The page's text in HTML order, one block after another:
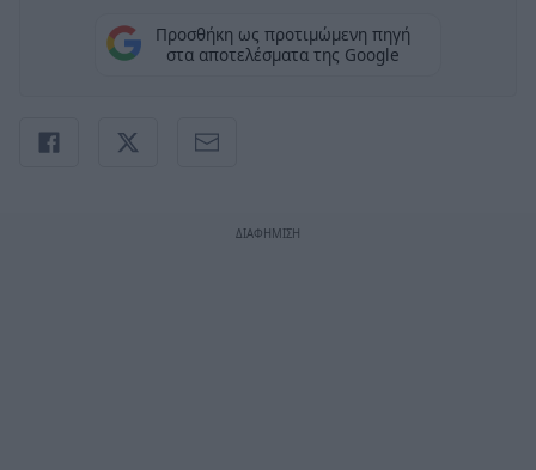
Προσθήκη ως προτιμώμενη πηγή
στα αποτελέσματα της Google